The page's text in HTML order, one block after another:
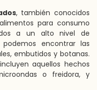
, también conocidos
para consumo
a un alto nivel de
encontrar las
embutidos y botanas.
aquellos hechos
o freidora, y